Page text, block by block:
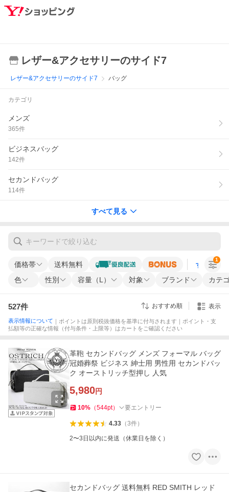
レザー&アクセサリーのサイド7
レザー&アクセサリーのサイド7 バッグ
カテゴリ
メンズ
365件
ビジネスバッグ
142件
セカンドバッグ
114件
すべて見る
価格帯 送料無料 すべての条
色 性別 容量（L） 対象 ブランド カテ
1
527件 おすすめ順 表示
表示情報について ｜ポイントは原則税抜価格を基準に付与されます｜ポイント・支
払額等の正確な情報（付与条件・上限等）はカートをご確認ください
革鞄 セカンドバッグ メンズ フォーマル バッグ
冠婚葬祭 ビジネス 紳士用 男性用 セカンドバッ
ク オーストリッチ型押し 人気
5,980円
10% （544pt） 要エントリー
4.33（3件）
2〜3日以内に発送（休業日を除く）
セカンドバッグ 送料無料 RED SMITH レッド